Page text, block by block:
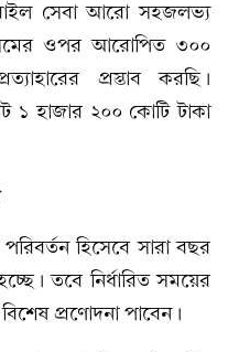
সেবা আরো সহজলভ্য
ওপর আরোপিত ৩০০
প্রস্তাব করছি।
১ হাজার ২০০ কোটি টাকা
হিসেবে সারা বছর
তবে নির্ধারিত সময়ের
প্রণোদনা পাবেন।